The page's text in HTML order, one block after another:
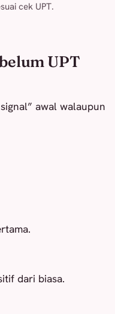
cek UPT.
UPT
awal walaupun
dari biasa.